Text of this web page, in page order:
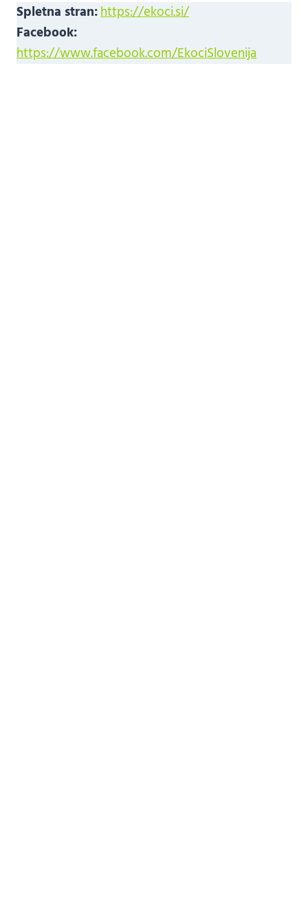
Spletna stran:https://ekoci.si/
Facebook:
https://www.facebook.com/EkociSlovenija